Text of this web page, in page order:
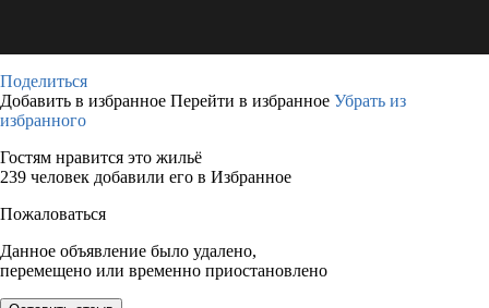
Поделиться
Добавить в избранное Перейти в избранное Убрать из
избранного
Гостям нравится это жильё
239 человек добавили его в Избранное
Пожаловаться
Данное объявление было удалено,
перемещено или временно приостановлено